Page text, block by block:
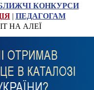
КОНКУРСИ
| ПЕДАГОГАМ
НА АЛЕЇ